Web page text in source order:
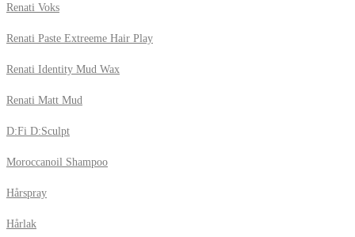
Renati Voks
Renati Paste Extreeme Hair Play
Renati Identity Mud Wax
Renati Matt Mud
D:Fi D:Sculpt
Moroccanoil Shampoo
Hårspray
Hårlak